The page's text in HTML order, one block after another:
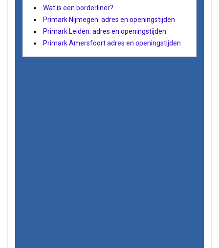
Wat is een borderliner?
Primark Nijmegen: adres en openingstijden
Primark Leiden: adres en openingstijden
Primark Amersfoort adres en openingstijden